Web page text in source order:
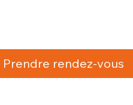
Prendre rendez-vous